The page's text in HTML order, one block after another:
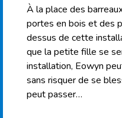
À la place des
portes en bois et des
dessus de cette
que la petite fille se
installation, Eowyn
sans risquer de se
peut passer…